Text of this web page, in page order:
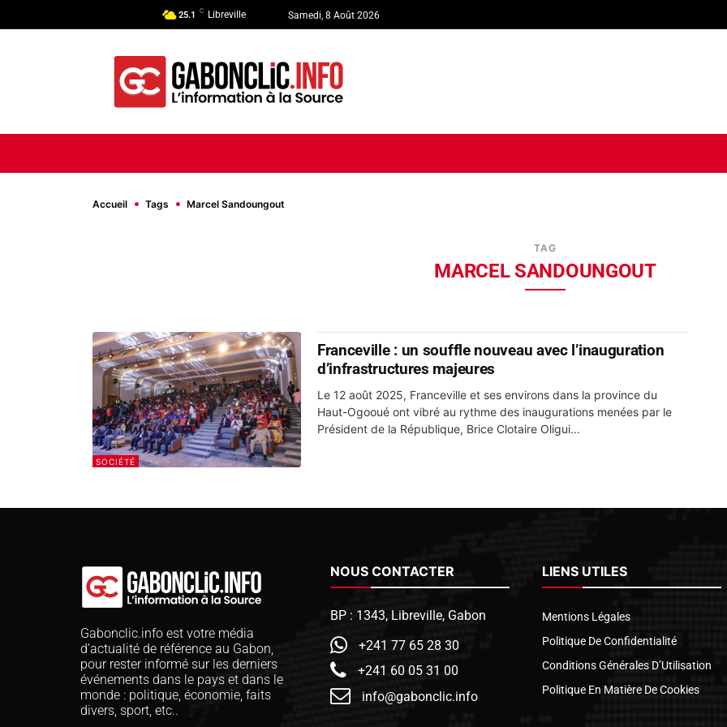
25.1 C Libreville Samedi, 8 Août 2026
Accueil Tags Marcel Sandoungout
TAG
MARCEL SANDOUNGOUT
SOCIÉTÉ
Franceville : un souffle nouveau avec l’inauguration
d’infrastructures majeures
Le 12 août 2025, Franceville et ses environs dans la province du
Haut-Ogooué ont vibré au rythme des inaugurations menées par le
Président de la République, Brice Clotaire Oligui...
Gabonclic.info est votre média
d’actualité de référence au Gabon,
pour rester informé sur les derniers
événements dans le pays et dans le
monde : politique, économie, faits
divers, sport, etc..
NOUS CONTACTER
BP : 1343, Libreville, Gabon
+241 77 65 28 30
+241 60 05 31 00
info@gabonclic.info
LIENS UTILES
Mentions Légales
Politique De Confidentialité
Conditions Générales D’Utilisation
Politique En Matière De Cookies